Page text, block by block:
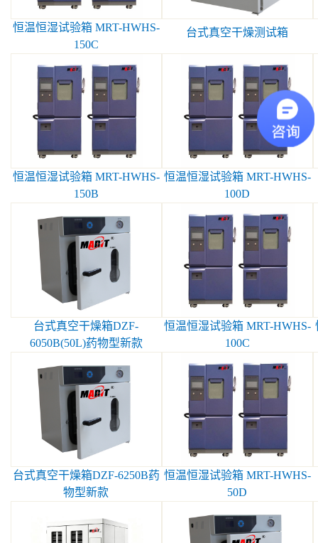
恒温恒湿试验箱 MRT-HWHS-
150C
台式真空干燥测试箱
恒温恒湿试验箱 MRT-HWHS-
150B
恒温恒湿试验箱 MRT-HWHS-
100D
台式真空干燥箱DZF-
6050B(50L)药物型新款
恒温恒湿试验箱 MRT-HWHS-
100C
台式真空干燥箱DZF-6250B药
物型新款
恒温恒湿试验箱 MRT-HWHS-
50D